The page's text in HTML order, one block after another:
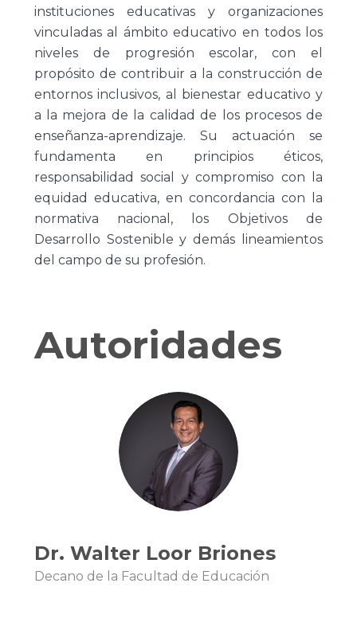
instituciones educativas y organizaciones
vinculadas al ámbito educativo en todos los
niveles de progresión escolar, con el
propósito de contribuir a la construcción de
entornos inclusivos, al bienestar educativo y
a la mejora de la calidad de los procesos de
enseñanza-aprendizaje. Su actuación se
fundamenta en principios éticos,
responsabilidad social y compromiso con la
equidad educativa, en concordancia con la
normativa nacional, los Objetivos de
Desarrollo Sostenible y demás lineamientos
del campo de su profesión.
Autoridades
Dr. Walter Loor Briones
Decano de la Facultad de Educación